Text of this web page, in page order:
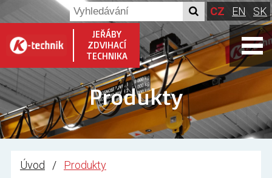
CZ EN SK
JEŘÁBY
ZDVIHACÍ
TECHNIKA
Produkty
Úvod Produkty